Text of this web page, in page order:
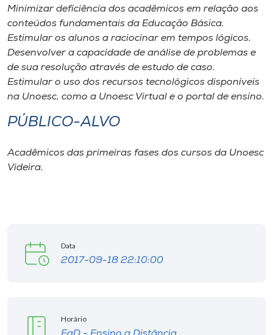
Minimizar deficiência dos acadêmicos em relação aos
conteúdos fundamentais da Educação Básica.
Estimular os alunos a raciocinar em tempos lógicos.
Desenvolver a capacidade de análise de problemas e
de sua resolução através de estudo de caso.
Estimular o uso dos recursos tecnológicos disponíveis
na Unoesc, como a Unoesc Virtual e o portal de ensino.
PÚBLICO-ALVO
Acadêmicos das primeiras fases dos cursos da Unoesc
Videira.
Data
2017-09-18 22:10:00
Horário